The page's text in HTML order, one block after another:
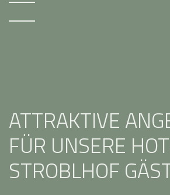
ATTRAKTIVE
FÜR UNSERE
STROBLHOF